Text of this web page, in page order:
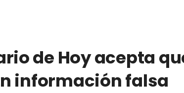
de Hoy acepta
información falsa